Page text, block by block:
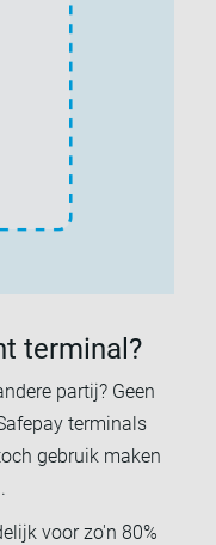
terminal?
partij? Geen
terminals
gebruik maken
voor zo'n 80%